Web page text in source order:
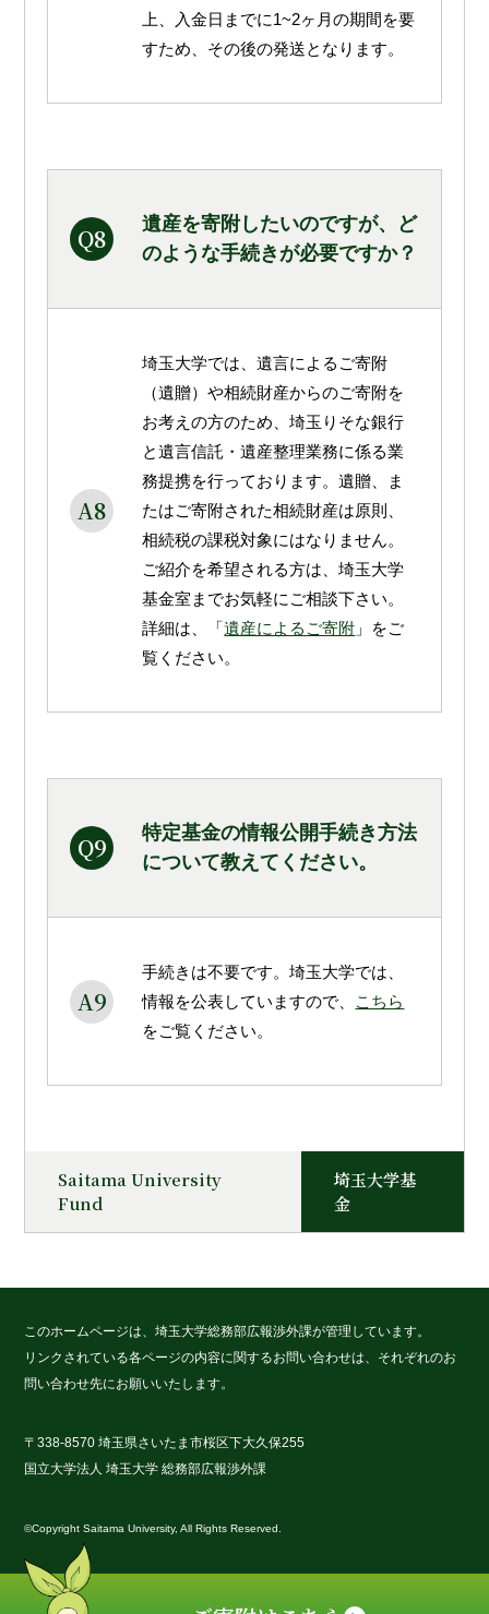
上、入金日までに1~2ヶ月の期間を要
すため、その後の発送となります。
Q8
遺産を寄附したいのですが、ど
のような手続きが必要ですか？
A8
埼玉大学では、遺言によるご寄附
（遺贈）や相続財産からのご寄附を
お考えの方のため、埼玉りそな銀行
と遺言信託・遺産整理業務に係る業
務提携を行っております。遺贈、ま
たはご寄附された相続財産は原則、
相続税の課税対象にはなりません。
ご紹介を希望される方は、埼玉大学
基金室までお気軽にご相談下さい。
詳細は、「遺産によるご寄附 」をご
覧ください。
Q9
特定基金の情報公開手続き方法
について教えてください。
A9
手続きは不要です。埼玉大学では、
情報を公表していますので、 こちら
をご覧ください。
Saitama University
Fund
埼玉大学基
金
このホームページは、埼玉大学総務部広報渉外課が管理しています。
リンクされている各ページの内容に関するお問い合わせは、それぞれのお
問い合わせ先にお願いいたします。
〒338-8570 埼玉県さいたま市桜区下大久保255
国立大学法人 埼玉大学 総務部広報渉外課
©Copyright Saitama University, All Rights Reserved.